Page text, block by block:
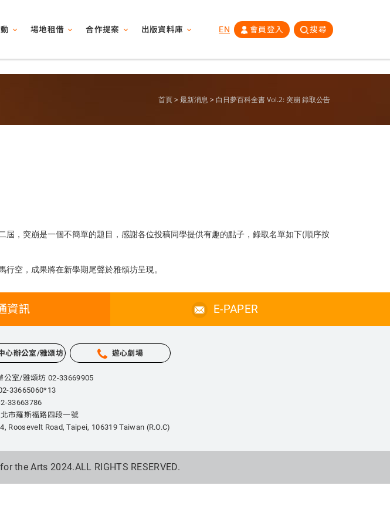
場地租借 合作提案 出版資料庫 EN 會員登入 搜尋
首頁 最新消息 白日夢百科全書 Vol.2: 突崩 錄取公告
，突崩是一個不簡單的題目，感謝各位投稿同學提供有趣的點子，錄取名單如下(順序按
空，成果將在新學期尾聲於雅頌坊呈現。
資訊 E-PAPER
心辦公室/雅頌坊 遊心劇場
公室/雅頌坊 02-33669905
33665060*13
33663786
市羅斯福路四段一號
Roosevelt Road, Taipei, 106319 Taiwan (R.O.C)
the Arts 2024.ALL RIGHTS RESERVED.